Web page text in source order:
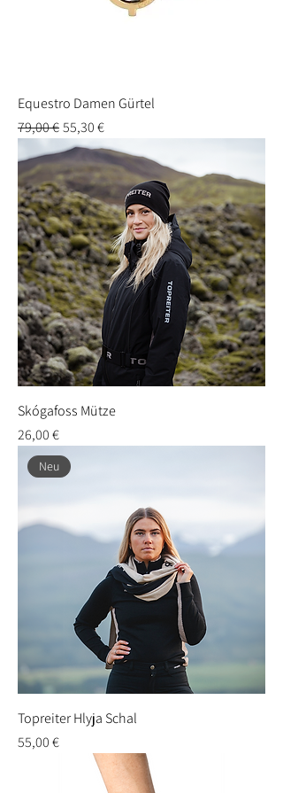
Equestro Damen Gürtel
Standardpreis
79,00 €Sale-Preis
55,30 €
Skógafoss Mütze
Preis
26,00 €
Neu
Topreiter Hlyja Schal
Preis
55,00 €